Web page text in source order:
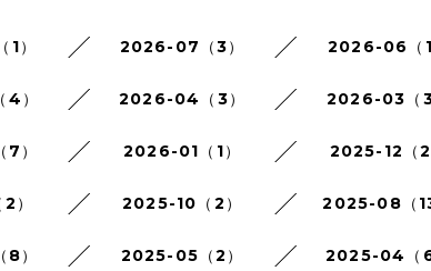
） 2026-07（3） 2026-06（1
） 2026-04（3） 2026-03（3
） 2026-01（1） 2025-12（2
） 2025-10（2） 2025-08（13
） 2025-05（2） 2025-04（6